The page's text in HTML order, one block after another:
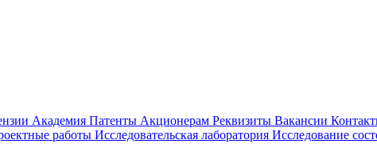
Академия Патенты Акционерам Реквизиты Вакансии
работы Исследовательская лаборатория Исследование